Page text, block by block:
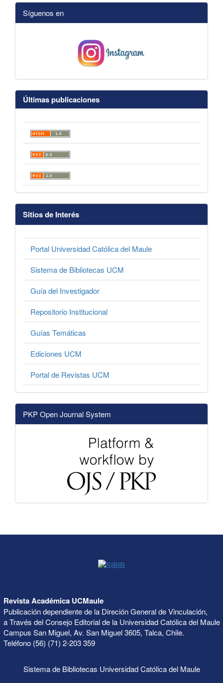
Síguenos en
Últimas publicaciones
Sitios de Interés
Portal Universidad Católica del Maule
Sistema de Bibliotecas UCM
Guía del Investigador
Repositorio Institucional
Guías Temáticas
Ediciones UCM
Portal de Revistas UCM
PKP Open Journal System
Revista Académica UCMaule
Publicación dependiente de la Direción General de Vinculación,
a Través del Consejo Editorial de la Universidad Católica del Maule
Campus San Miguel, Av. San Miguel 3605, Talca, Chile.
Teléfono (56) (71) 2-203 359
Sistema de Bibliotecas Universidad Católica del Maule